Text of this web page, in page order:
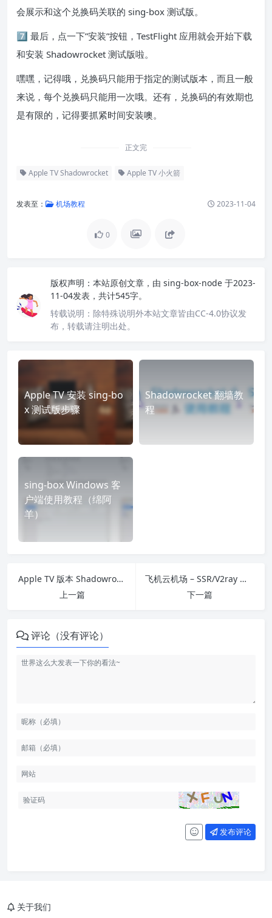
会展示和这个兑换码关联的 sing-box 测试版。
7️⃣ 最后，点一下”安装”按钮，TestFlight 应用就会开始下载
和安装 Shadowrocket 测试版啦。
嘿嘿，记得哦，兑换码只能用于指定的测试版本，而且一般
来说，每个兑换码只能用一次哦。还有，兑换码的有效期也
是有限的，记得要抓紧时间安装噢。
正文完
Apple TV Shadowrocket Apple TV 小火箭
发表至： 机场教程 2023-11-04
0
版权声明： 本站原创文章，由 sing-box-node 于2023-
11-04发表，共计545字。
转载说明： 除特殊说明外本站文章皆由CC-4.0协议发
布，转载请注明出处。
Apple TV 安装 sing-bo
x 测试版步骤
Shadowrocket 翻墙教
程
sing-box Windows 客
户端使用教程（绵阿
羊）
Apple TV 版本 Shadowrocket 现已上线 Test Flight
上一篇
飞机云机场 – SSR/V2ray 机场推荐 | 专线机场
下一篇
评论（没有评论）
发布评论
关于我们